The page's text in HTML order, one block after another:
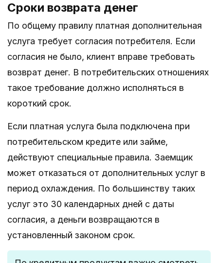
Сроки возврата денег
По общему правилу платная дополнительная
услуга требует согласия потребителя. Если
согласия не было, клиент вправе требовать
возврат денег. В потребительских отношениях
такое требование должно исполняться в
короткий срок.
Если платная услуга была подключена при
потребительском кредите или займе,
действуют специальные правила. Заемщик
может отказаться от дополнительных услуг в
период охлаждения. По большинству таких
услуг это 30 календарных дней с даты
согласия, а деньги возвращаются в
установленный законом срок.